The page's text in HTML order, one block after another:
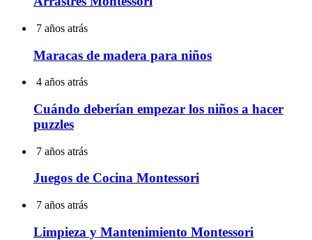
7 años atrás
Maracas de madera para niños
4 años atrás
Cuándo deberían empezar los niños a hacer
puzzles
7 años atrás
Juegos de Cocina Montessori
7 años atrás
Limpieza y Mantenimiento Montessori